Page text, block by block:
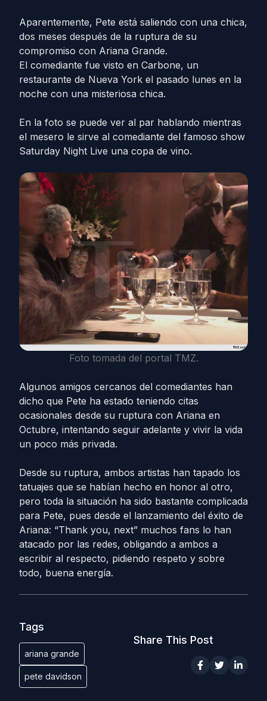
Aparentemente, Pete está saliendo con una chica,
dos meses después de la ruptura de su
compromiso con Ariana Grande.
El comediante fue visto en Carbone, un
restaurante de Nueva York el pasado lunes en la
noche con una misteriosa chica.
En la foto se puede ver al par hablando mientras
el mesero le sirve al comediante del famoso show
Saturday Night Live una copa de vino.
Foto tomada del portal TMZ.
Algunos amigos cercanos del comediantes han
dicho que Pete ha estado teniendo citas
ocasionales desde su ruptura con Ariana en
Octubre, intentando seguir adelante y vivir la vida
un poco más privada.
Desde su ruptura, ambos artistas han tapado los
tatuajes que se habían hecho en honor al otro,
pero toda la situación ha sido bastante complicada
para Pete, pues desde el lanzamiento del éxito de
Ariana: “Thank you, next” muchos fans lo han
atacado por las redes, obligando a ambos a
escribir al respecto, pidiendo respeto y sobre
todo, buena energía.
Tags
ariana grande
pete davidson
Share This Post